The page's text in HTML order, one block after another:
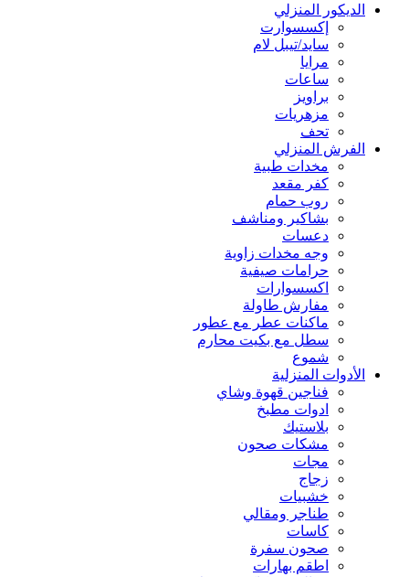
الديكور المنزلي
إكسسوارت
سايد/تيبل لام
مرايا
ساعات
براويز
مزهريات
تحف
الفرش المنزلي
مخدات طبية
كفر مقعد
روب حمام
بشاكير ومناشف
دعسات
وجه مخدات زاوية
حرامات صيفية
اكسسوارات
مفارش طاولة
ماكنات عطر مع عطور
سطل مع بكيت محارم
شموع
الأدوات المنزلية
فناجين قهوة وشاي
ادوات مطبخ
بلاستيك
مشكات صحون
مجات
زجاج
خشبيات
طناجر ومقالي
كاسات
صحون سفرة
اطقم بهارات